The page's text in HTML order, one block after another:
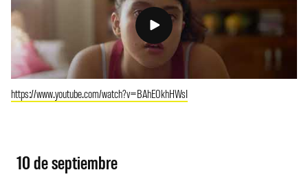
https://www.youtube.com/watch?v=BAhE0khHWsI
10 de septiembre